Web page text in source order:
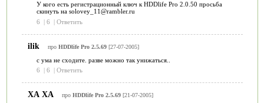
У кого есть регистрационный ключ к HDDlife Pro 2.0.50 проcьба
скинуть на solovey_11@rambler.ru
6
| 6 | Ответить
ilik про HDDlife Pro 2.5.69[27-07-2005]
с ума не сходите. разве можно так унижаться..
6
| 6 | Ответить
ХА ХА про HDDlife Pro 2.5.69[21-07-2005]